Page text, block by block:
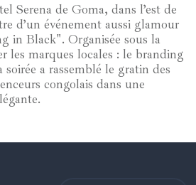
Serena de Goma, dans l’est de
d’un événement aussi glamour
in Black". Organisée sous la
les marques locales : le branding
a rassemblé le gratin des
congolais dans une